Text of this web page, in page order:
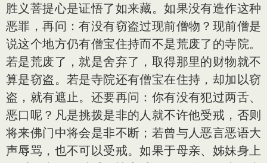
胜义菩提心是证悟了如来藏。如果没有造作这种
恶罪，再问：有没有窃盗过现前僧物？现前僧是
说这个地方仍有僧宝住持而不是荒废了的寺院。
若是荒废了，就是舍弃了，取得那里的财物就不
算是窃盗。若是寺院还有僧宝在住持，却加以窃
盗，就有遮止。还要再问：你有没有犯过两舌、
恶口呢？凡是挑拨是非的人就不许他受戒，否则
将来佛门中将会是非不断；若曾与人恶言恶语大
声辱骂，也不可以受戒。如果于母亲、姊妹身上